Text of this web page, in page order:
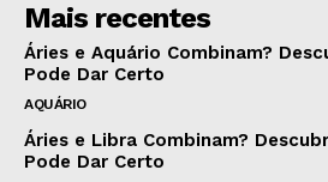
Mais recentes
Áries e Aquário Combinam?
Pode Dar Certo
AQUÁRIO
Áries e Libra Combinam?
Pode Dar Certo